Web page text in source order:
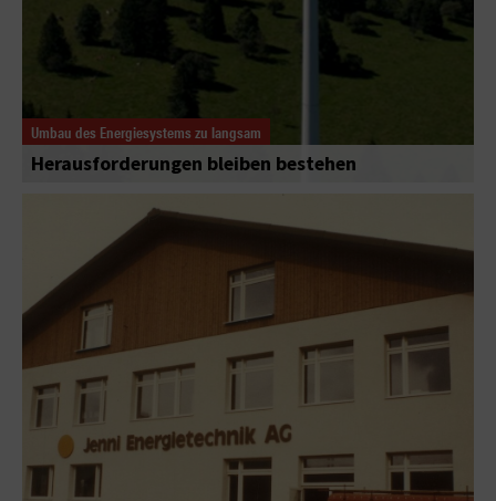
Umbau des Energiesystems zu langsam
Herausforderungen bleiben bestehen